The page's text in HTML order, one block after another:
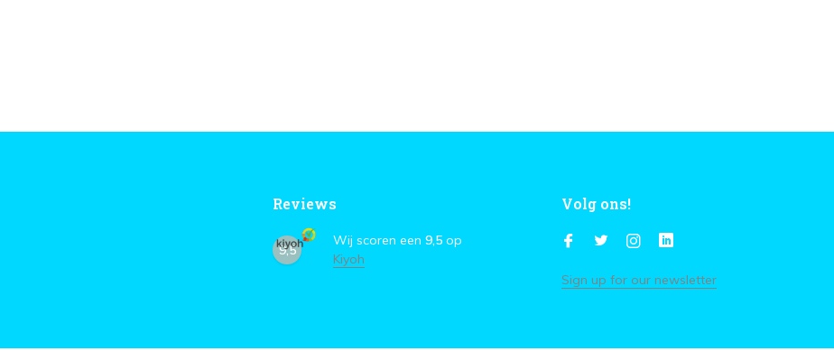
Reviews
9,5
Wij scoren een 9,5 op
Kiyoh
Volg ons!
Sign up for our newsletter